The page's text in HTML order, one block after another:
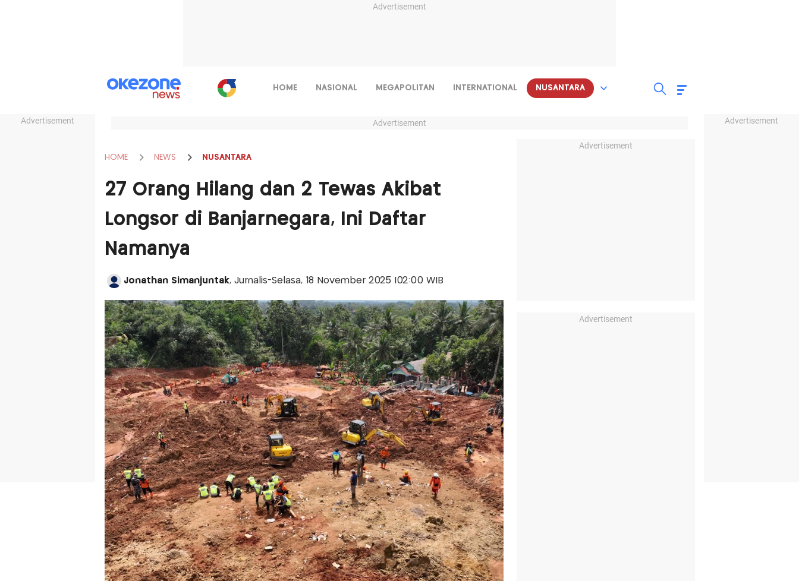
Advertisement
Advertisement Advertisement
HOME NASIONAL MEGAPOLITAN INTERNATIONAL NUSANTARA
Advertisement
HOME NEWS NUSANTARA
27 Orang Hilang dan 2 Tewas Akibat
Longsor di Banjarnegara, Ini Daftar
Namanya
Jonathan Simanjuntak, Jurnalis-Selasa, 18 November 2025 |02:00 WIB
Advertisement
Advertisement